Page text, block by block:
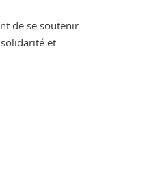
de se soutenir
et